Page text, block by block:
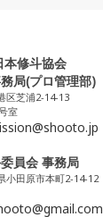
本修斗協会
局(プロ管理部)
区芝浦2-14-13
室
員会 事務局
小田原市本町2-14-12